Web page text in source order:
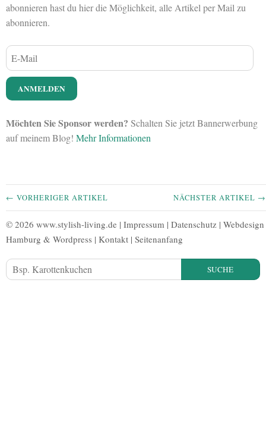
abonnieren hast du hier die Möglichkeit, alle Artikel per Mail zu
abonnieren.
Möchten Sie Sponsor werden? Schalten Sie jetzt Bannerwerbung
auf meinem Blog! Mehr Informationen
← VORHERIGER ARTIKEL NÄCHSTER ARTIKEL →
© 2026 www.stylish-living.de | Impressum | Datenschutz | Webdesign
Hamburg & Wordpress | Kontakt | Seitenanfang
SUCHE